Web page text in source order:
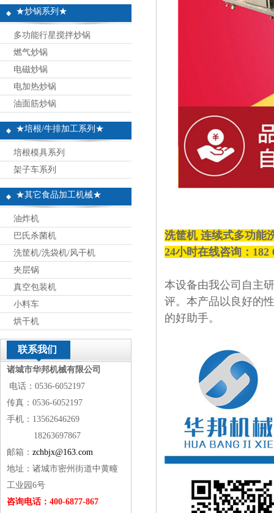
★炒锅系列★
多功能行星搅拌炒锅
燃气炒锅
电磁炒锅
电加热炒锅
油面筋炒锅
★培根/牛排加工系列★
培根模具系列
架子车系列
★其它食品加工机械★
油炸机
巴氏杀菌机
洗筐机/洗袋机/风干机
夹层锅
真空包装机
小料车
烘干机
联系我们
诸城市华邦机械有限公司
电话：0536-6052197
传真：0536-6052197
手机：13562646269
18263697867
邮箱： zchbjx@163.com
地址：诸城市密州街道中黄疃
工业园6号
咨询电话：400-6877-867
洗筐机 连续式多功能
24小时在线咨询：182
本设备由我公司自主
评。本产品以良好的
的好助手。